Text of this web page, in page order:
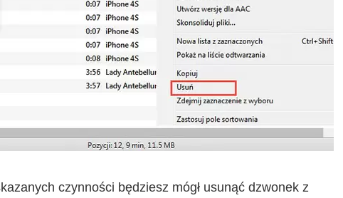
czynności będziesz mógł usunąć dzwonek z